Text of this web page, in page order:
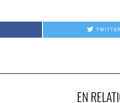
TWITTER
EN